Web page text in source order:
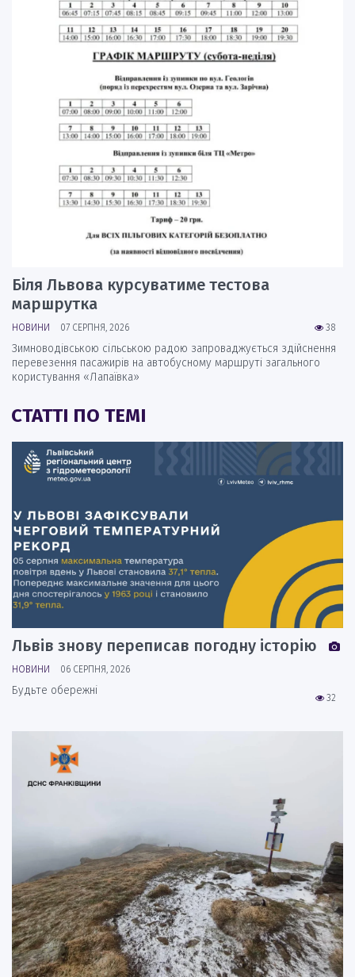
Біля Львова курсуватиме тестова
маршрутка
38
НОВИНИ 07 СЕРПНЯ, 2026
Зимноводівською сільською радою запроваджується здійснення
перевезення пасажирів на автобусному маршруті загального
користування «Лапаївка»
СТАТТІ ПО ТЕМІ
Львів знову переписав погодну історію
НОВИНИ 06 СЕРПНЯ, 2026
32
Будьте обережні